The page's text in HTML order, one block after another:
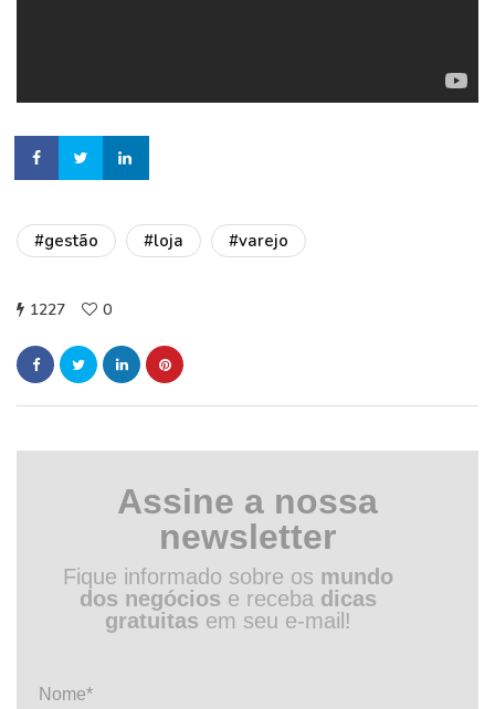
#gestão #loja #varejo
1227 0
Assine a nossa
newsletter
Fique informado sobre os mundo
dos negócios e receba dicas
gratuitas em seu e-mail!
Nome*